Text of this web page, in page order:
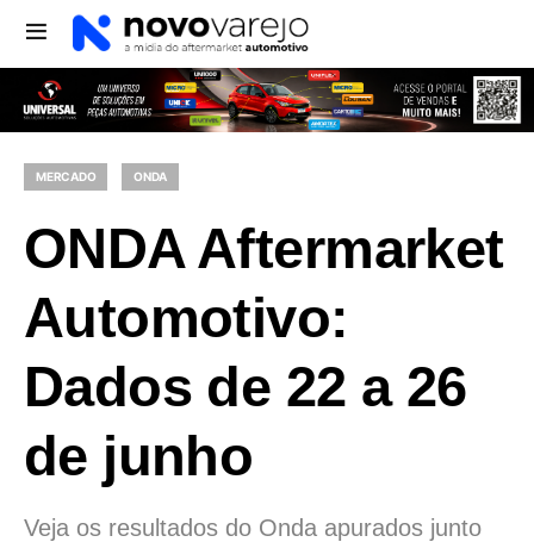
MERCADO ONDA
ONDA Aftermarket
Automotivo:
Dados de 22 a 26
de junho
Veja os resultados do Onda apurados junto